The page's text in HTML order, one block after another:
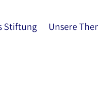
Stiftung Unsere